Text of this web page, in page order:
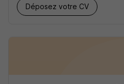
Déposez votre CV